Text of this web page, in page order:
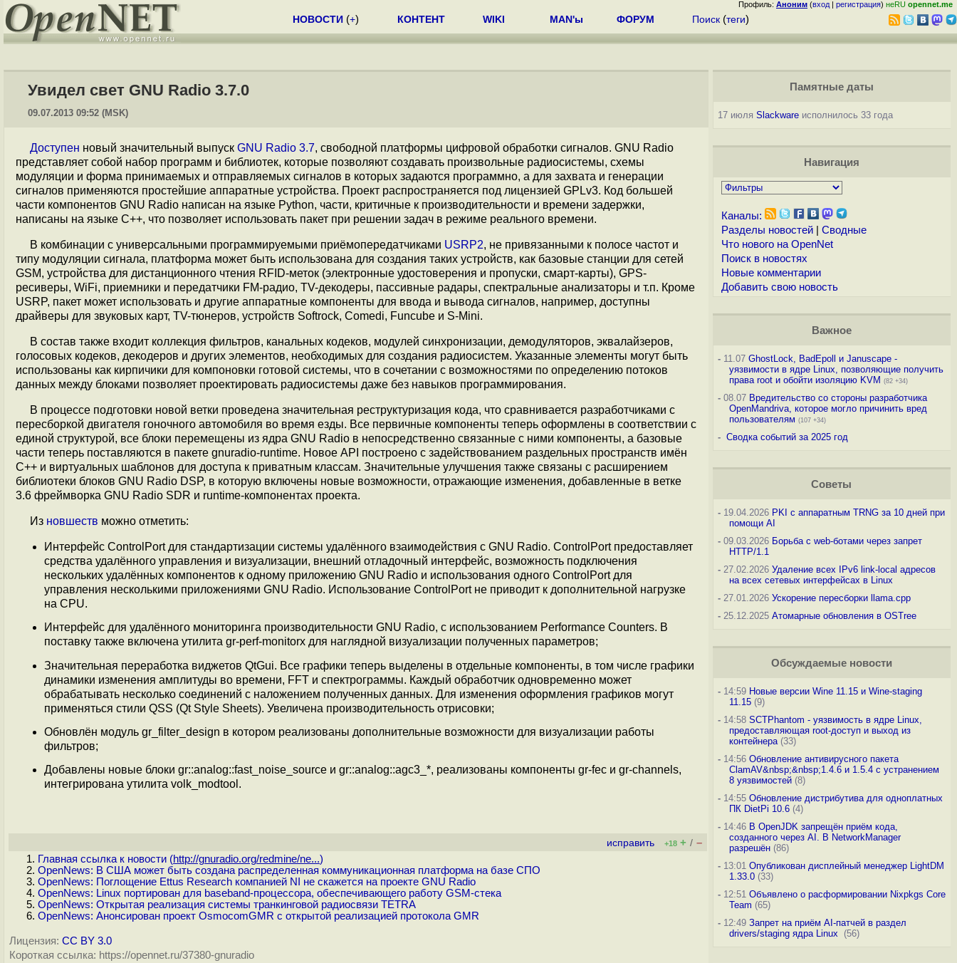
Профиль: Аноним (вход | регистрация) неRU opennet.me
НОВОСТИ (+) КОНТЕНТ WIKI MAN'ы ФОРУМ Поиск (теги)
Увидел свет GNU Radio 3.7.0
09.07.2013 09:52 (MSK)
Доступен новый значительный выпуск GNU Radio 3.7, свободной платформы цифровой обработки сигналов. GNU Radio
представляет собой набор программ и библиотек, которые позволяют создавать произвольные радиосистемы, схемы
модуляции и форма принимаемых и отправляемых сигналов в которых задаются программно, а для захвата и генерации
сигналов применяются простейшие аппаратные устройства. Проект распространяется под лицензией GPLv3. Код большей
части компонентов GNU Radio написан на языке Python, части, критичные к производительности и времени задержки,
написаны на языке С++, что позволяет использовать пакет при решении задач в режиме реального времени.
В комбинации с универсальными программируемыми приёмопередатчиками USRP2, не привязанными к полосе частот и
типу модуляции сигнала, платформа может быть использована для создания таких устройств, как базовые станции для сетей
GSM, устройства для дистанционного чтения RFID-меток (электронные удостоверения и пропуски, смарт-карты), GPS-
ресиверы, WiFi, приемники и передатчики FM-радио, TV-декодеры, пассивные радары, спектральные анализаторы и т.п. Кроме
USRP, пакет может использовать и другие аппаратные компоненты для ввода и вывода сигналов, например, доступны
драйверы для звуковых карт, TV-тюнеров, устройств Softrock, Comedi, Funcube и S-Mini.
В состав также входит коллекция фильтров, канальных кодеков, модулей синхронизации, демодуляторов, эквалайзеров,
голосовых кодеков, декодеров и других элементов, необходимых для создания радиосистем. Указанные элементы могут быть
использованы как кирпичики для компоновки готовой системы, что в сочетании с возможностями по определению потоков
данных между блоками позволяет проектировать радиосистемы даже без навыков программирования.
В процессе подготовки новой ветки проведена значительная реструктуризация кода, что сравнивается разработчиками с
пересборкой двигателя гоночного автомобиля во время езды. Все первичные компоненты теперь оформлены в соответствии с
единой структурой, все блоки перемещены из ядра GNU Radio в непосредственно связанные с ними компоненты, а базовые
части теперь поставляются в пакете gnuradio-runtime. Новое API построено с задействованием раздельных пространств имён
С++ и виртуальных шаблонов для доступа к приватным классам. Значительные улучшения также связаны с расширением
библиотеки блоков GNU Radio DSP, в которую включены новые возможности, отражающие изменения, добавленные в ветке
3.6 фреймворка GNU Radio SDR и runtime-компонентах проекта.
Из новшеств можно отметить:
Интерфейс ControlPort для стандартизации системы удалённого взаимодействия с GNU Radio. ControlPort предоставляет
средства удалённого управления и визуализации, внешний отладочный интерфейс, возможность подключения
нескольких удалённых компонентов к одному приложению GNU Radio и использования одного ControlPort для
управления несколькими приложениями GNU Radio. Использование ControlPort не приводит к дополнительной нагрузке
на CPU.
Интерфейс для удалённого мониторинга производительности GNU Radio, с использованием Performance Counters. В
поставку также включена утилита gr-perf-monitorx для наглядной визуализации полученных параметров;
Значительная переработка виджетов QtGui. Все графики теперь выделены в отдельные компоненты, в том числе графики
динамики изменения амплитуды во времени, FFT и спектрограммы. Каждый обработчик одновременно может
обрабатывать несколько соединений с наложением полученных данных. Для изменения оформления графиков могут
применяться стили QSS (Qt Style Sheets). Увеличена производительность отрисовки;
Обновлён модуль gr_filter_design в котором реализованы дополнительные возможности для визуализации работы
фильтров;
Добавлены новые блоки gr::analog::fast_noise_source и gr::analog::agc3_*, реализованы компоненты gr-fec и gr-channels,
интегрирована утилита volk_modtool.
исправить +18 + / –
Главная ссылка к новости (http://gnuradio.org/redmine/ne...)
OpenNews: В США может быть создана распределенная коммуникационная платформа на базе СПО
OpenNews: Поглощение Ettus Research компанией NI не скажется на проекте GNU Radio
OpenNews: Linux портирован для baseband-процессора, обеспечивающего работу GSM-стека
OpenNews: Открытая реализация системы транкинговой радиосвязи TETRA
OpenNews: Анонсирован проект OsmocomGMR с открытой реализацией протокола GMR
Лицензия: CC BY 3.0
Короткая ссылка: https://opennet.ru/37380-gnuradio
Памятные даты
17 июля Slackwareисполнилось 33 года
Навигация
Каналы:
Разделы новостей| Сводные
Что нового на OpenNet
Поиск в новостях
Новые комментарии
Добавить свою новость
Важное
-11.07 GhostLock, BadEpoll и Januscape -
уязвимости в ядре Linux, позволяющие получить
права root и обойти изоляцию KVM (82 +34)
-08.07 Вредительство со стороны разработчика
OpenMandriva, которое могло причинить вред
пользователям (107 +34)
- Сводка событий за 2025 год
Советы
-19.04.2026 PKI с аппаратным TRNG за 10 дней при
помощи AI
-09.03.2026 Борьба с web-ботами через запрет
HTTP/1.1
-27.02.2026 Удаление всех IPv6 link-local адресов
на всех сетевых интерфейсах в Linux
-27.01.2026 Ускорение пересборки llama.cpp
-25.12.2025 Атомарные обновления в OSTree
Обсуждаемые новости
-14:59 Новые версии Wine 11.15 и Wine-staging
11.15(9)
-14:58 SCTPhantom - уязвимость в ядре Linux,
предоставляющая root-доступ и выход из
контейнера(33)
-14:56 Обновление антивирусного пакета
ClamAV&nbsp;&nbsp;1.4.6 и 1.5.4 с устранением
8 уязвимостей(8)
-14:55 Обновление дистрибутива для одноплатных
ПК DietPi 10.6(4)
-14:46 В OpenJDK запрещён приём кода,
созданного через AI. В NetworkManager
разрешён(86)
-13:01 Опубликован дисплейный менеджер LightDM
1.33.0(33)
-12:51 Объявлено о расформировании Nixpkgs Core
Team (65)
-12:49 Запрет на приём AI-патчей в раздел
drivers/staging ядра Linux
(56)